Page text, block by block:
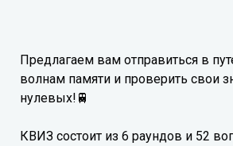
Предлагаем вам отправиться в
волнам памяти и проверить свои
нулевых!🚆
КВИЗ состоит из 6 раундов и 52